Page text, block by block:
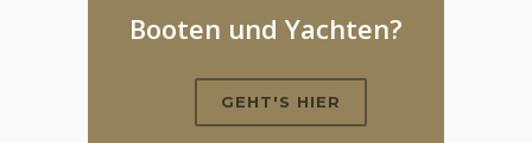
Booten und Yachten?
GEHT'S HIER